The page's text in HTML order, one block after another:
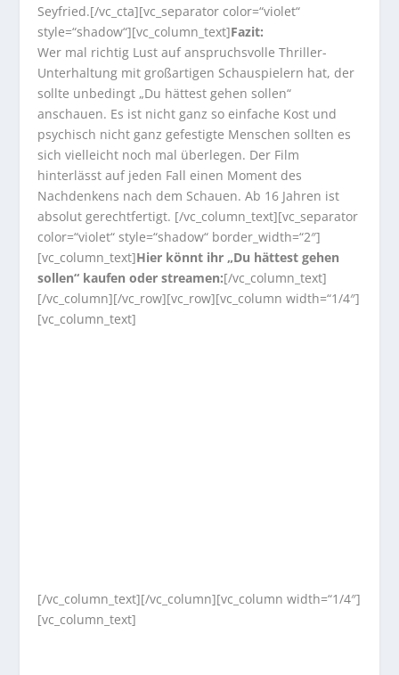
Seyfried.[/vc_cta][vc_separator color=“violet“
style=“shadow“][vc_column_text]Fazit:
Wer mal richtig Lust auf anspruchsvolle Thriller-
Unterhaltung mit großartigen Schauspielern hat, der
sollte unbedingt „Du hättest gehen sollen“
anschauen. Es ist nicht ganz so einfache Kost und
psychisch nicht ganz gefestigte Menschen sollten es
sich vielleicht noch mal überlegen. Der Film
hinterlässt auf jeden Fall einen Moment des
Nachdenkens nach dem Schauen. Ab 16 Jahren ist
absolut gerechtfertigt. [/vc_column_text][vc_separator
color=“violet“ style=“shadow“ border_width=“2″]
[vc_column_text]Hier könnt ihr „Du hättest gehen
sollen“ kaufen oder streamen:[/vc_column_text]
[/vc_column][/vc_row][vc_row][vc_column width=“1/4″]
[vc_column_text]
[/vc_column_text][/vc_column][vc_column width=“1/4″]
[vc_column_text]